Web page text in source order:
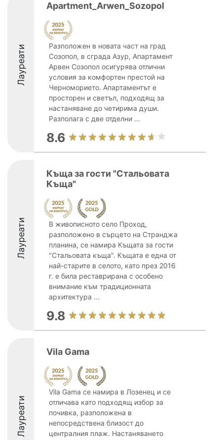
Лауреати
Apartment_Arwen_Sozopol
Разположен в новата част на град
Созопол, в сграда Азур, Апартамент
Арвен Созопол осигурява отлични
условия за комфортен престой на
Черноморието. Апартаментът е
просторен и светъл, подходящ за
настаняване до четирима души.
Разполага с две отделни ...
8.6
Лауреати
Къща за гости "Стальовата
Къща"
В живописното село Проход,
разположено в сърцето на Странджа
планина, се намира Къщата за гости
"Стальовата къща". Къщата е една от
най-старите в селото, като през 2016
г. е била реставрирана с особено
внимание към традиционната
архитектура ...
9.8
Лауреати
Vila Gama
Vila Gama се намира в Лозенец и се
отличава като подходящ избор за
почивка, разположена в
непосредствена близост до
централния плаж. Настаняването